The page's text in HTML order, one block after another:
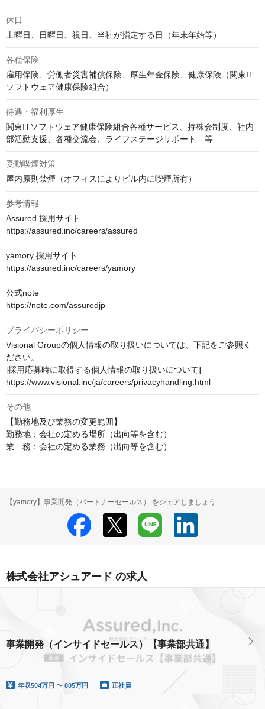
休日
各種保険
雇用保険、労働者災害補償保険、厚生年金保険、健康保険（関東IT
ソフトウェア健康保険組合）
待遇・福利厚生
関東ITソフトウェア健康保険組合各種サービス、持株会制度、社内
部活動支援、各種交流会、ライフステージサポート　等
受動喫煙対策
屋内原則禁煙（オフィスによりビル内に喫煙所有）
参考情報
Assured 採用サイト
https://assured.inc/careers/assured
yamory 採用サイト
https://assured.inc/careers/yamory
公式note
https://note.com/assuredjp
プライバシーポリシー
Visional Groupの個人情報の取り扱いについては、下記をご参照く
ださい。
[採用応募時に取得する個人情報の取り扱いについて]
https://www.visional.inc/ja/careers/privacyhandling.html
その他
【勤務地及び業務の変更範囲】
勤務地：会社の定める場所（出向等を含む）
業　務：会社の定める業務（出向等を含む）
【yamory】事業開発（パートナーセールス） をシェアしましょう
株式会社アシュアード の求人
事業開発（インサイドセールス）【事業部共通】
年収504万円 〜 805万円 正社員